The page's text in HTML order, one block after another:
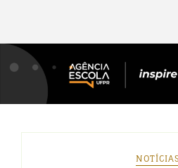
NOTÍCIAS